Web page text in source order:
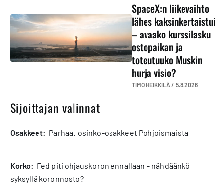
SpaceX:n liikevaihto
lähes kaksinkertaistui
– avaako kurssilasku
ostopaikan ja
toteutuuko Muskin
hurja visio?
TIMO HEIKKILÄ / 5.8.2026
Sijoittajan valinnat
osakkeet: Parhaat osinko-osakkeet Pohjoismaista
korko: Fed piti ohjauskoron ennallaan – nähdäänkö
syksyllä koronnosto?